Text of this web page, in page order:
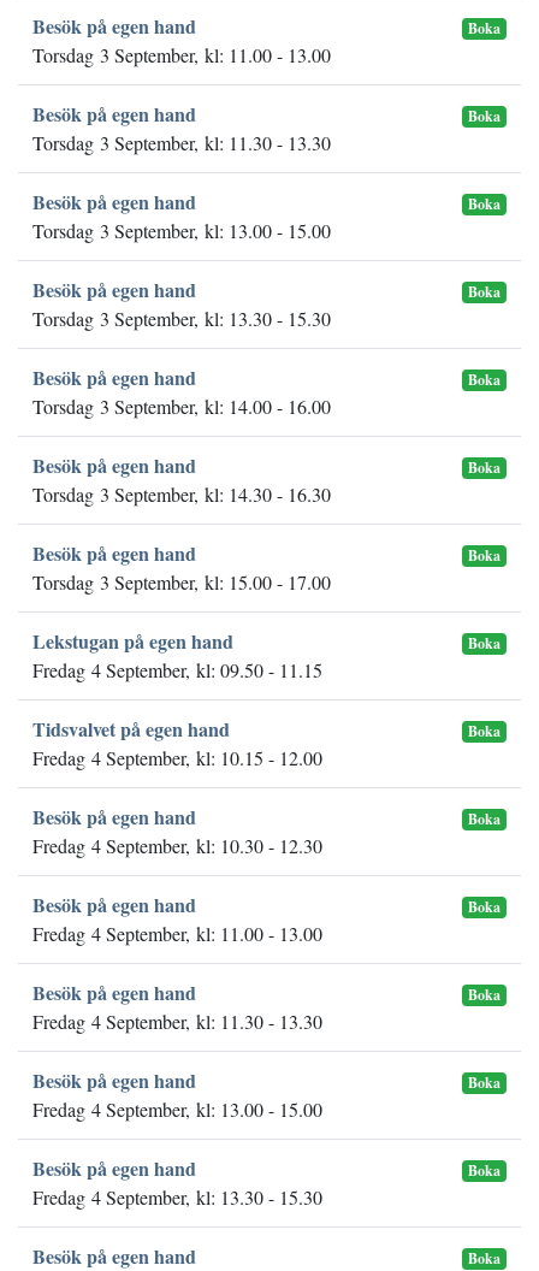
Besök på egen hand Boka
Torsdag 3 September, kl: 11.00 - 13.00
Besök på egen hand Boka
Torsdag 3 September, kl: 11.30 - 13.30
Besök på egen hand Boka
Torsdag 3 September, kl: 13.00 - 15.00
Besök på egen hand Boka
Torsdag 3 September, kl: 13.30 - 15.30
Besök på egen hand Boka
Torsdag 3 September, kl: 14.00 - 16.00
Besök på egen hand Boka
Torsdag 3 September, kl: 14.30 - 16.30
Besök på egen hand Boka
Torsdag 3 September, kl: 15.00 - 17.00
Lekstugan på egen hand Boka
Fredag 4 September, kl: 09.50 - 11.15
Tidsvalvet på egen hand Boka
Fredag 4 September, kl: 10.15 - 12.00
Besök på egen hand Boka
Fredag 4 September, kl: 10.30 - 12.30
Besök på egen hand Boka
Fredag 4 September, kl: 11.00 - 13.00
Besök på egen hand Boka
Fredag 4 September, kl: 11.30 - 13.30
Besök på egen hand Boka
Fredag 4 September, kl: 13.00 - 15.00
Besök på egen hand Boka
Fredag 4 September, kl: 13.30 - 15.30
Besök på egen hand Boka